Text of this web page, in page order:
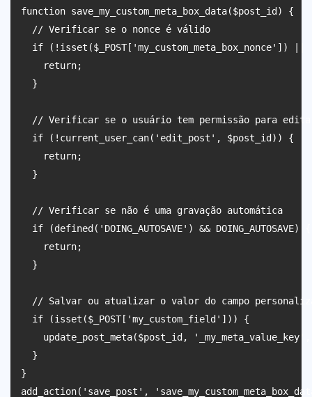
function save_my_custom_meta_box_data($post_id) {
  // Verificar se o nonce é válido
if (!isset($_POST['my_custom_meta_box_nonce'])
    return;
  }
// Verificar se o usuário tem permissão para
  if (!current_user_can('edit_post', $post_id)) {
    return;
  }
  // Verificar se não é uma gravação automática
  if (defined('DOING_AUTOSAVE') && DOING_AUTOSAVE) {
    return;
  }
// Salvar ou atualizar o valor do campo
  if (isset($_POST['my_custom_field'])) {
update_post_meta($post_id,
  }
}